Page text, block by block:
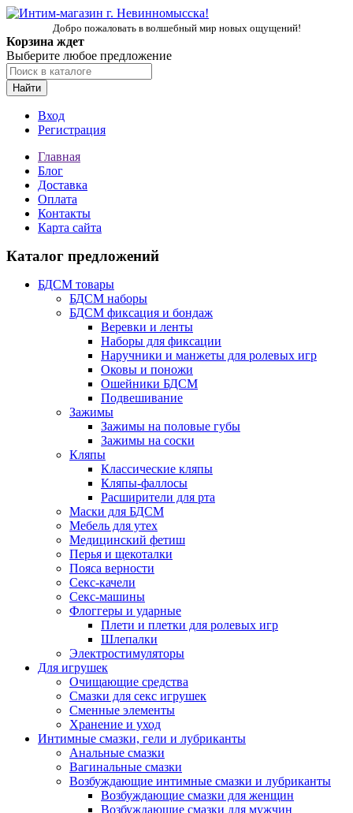
Добро пожаловать в волшебный мир новых ощущений!
Корзина ждет
Выберите любое предложение
Найти
Вход
Регистрация
Главная
Блог
Доставка
Оплата
Контакты
Карта сайта
Каталог предложений
БДСМ товары
БДСМ наборы
БДСМ фиксация и бондаж
Веревки и ленты
Наборы для фиксации
Наручники и манжеты для ролевых игр
Оковы и поножи
Ошейники БДСМ
Подвешивание
Зажимы
Зажимы на половые губы
Зажимы на соски
Кляпы
Классические кляпы
Кляпы-фаллосы
Расширители для рта
Маски для БДСМ
Мебель для утех
Медицинский фетиш
Перья и щекоталки
Пояса верности
Секс-качели
Секс-машины
Флоггеры и ударные
Плети и плетки для ролевых игр
Шлепалки
Электростимуляторы
Для игрушек
Очищающие средства
Смазки для секс игрушек
Сменные элементы
Хранение и уход
Интимные смазки, гели и лубриканты
Анальные смазки
Вагинальные смазки
Возбуждающие интимные смазки и лубриканты
Возбуждающие смазки для женщин
Возбуждающие смазки для мужчин